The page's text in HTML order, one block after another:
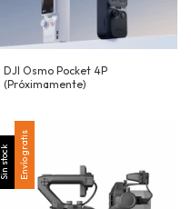
DJI Osmo Pocket 4P
(Próximamente)
Sin stock Envío gratis